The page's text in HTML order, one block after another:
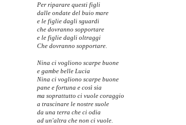
Per riparare questi figli
dalle ondate del buio mare
e le figlie dagli sguardi
che dovranno sopportare
e le figlie dagli oltraggi
Che dovranno sopportare.
Nina ci vogliono scarpe buone
e gambe belle Lucia
Nina ci vogliono scarpe buone
pane e fortuna e così sia
ma soprattutto ci vuole coraggio
a trascinare le nostre suole
da una terra che ci odia
ad un'altra che non ci vuole.